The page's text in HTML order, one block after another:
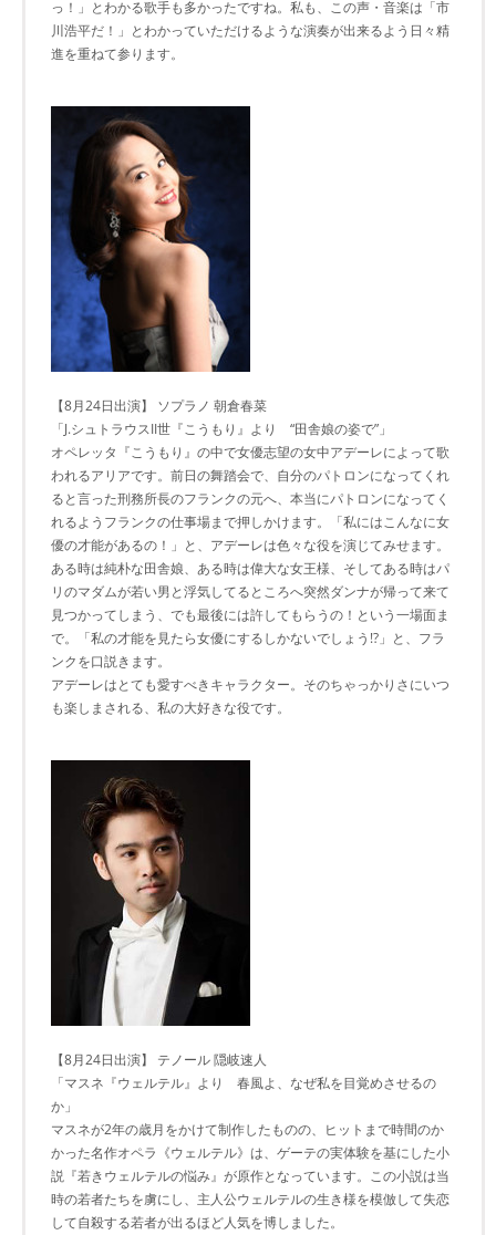
っ！」とわかる歌手も多かったですね。私も、この声・音楽は「市
川浩平だ！」とわかっていただけるような演奏が出来るよう日々精
進を重ねて参ります。
【8月24日出演】 ソプラノ 朝倉春菜
「J.シュトラウスII世『こうもり』より “田舎娘の姿で”」
オペレッタ『こうもり』の中で女優志望の女中アデーレによって歌
われるアリアです。前日の舞踏会で、自分のパトロンになってくれ
ると言った刑務所長のフランクの元へ、本当にパトロンになってく
れるようフランクの仕事場まで押しかけます。「私にはこんなに女
優の才能があるの！」と、アデーレは色々な役を演じてみせます。
ある時は純朴な田舎娘、ある時は偉大な女王様、そしてある時はパ
リのマダムが若い男と浮気してるところへ突然ダンナが帰って来て
見つかってしまう、でも最後には許してもらうの！という一場面ま
で。「私の才能を見たら女優にするしかないでしょう!?」と、フラ
ンクを口説きます。
アデーレはとても愛すべきキャラクター。そのちゃっかりさにいつ
も楽しまされる、私の大好きな役です。
【8月24日出演】 テノール 隠岐速人
「マスネ『ウェルテル』より 春風よ、なぜ私を目覚めさせるの
か」
マスネが2年の歳月をかけて制作したものの、ヒットまで時間のか
かった名作オペラ《ウェルテル》は、ゲーテの実体験を基にした小
説『若きウェルテルの悩み』が原作となっています。この小説は当
時の若者たちを虜にし、主人公ウェルテルの生き様を模倣して失恋
して自殺する若者が出るほど人気を博しました。